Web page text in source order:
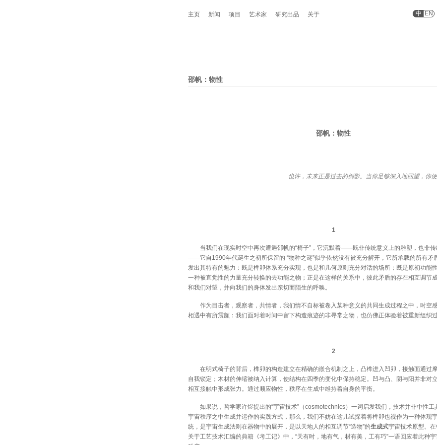
主页 新闻 项目 艺术家 研究出品 关于 中 EN
邵帆：物性
邵帆：物性
也许，未来正是过去的倒影。当你足够深入地回望，你便
1
当我们在现实时空中再次遭遇邵帆的“椅子”，它沉默着——既非传统意义上的雕塑，也非传
——它自1990年代诞生之初所保留的 “物种之谜”似乎依然没有被充分解开，它所承载的所有矛
发出其特有的魅力：既是榫卯体系充分实现，也是和几何原则充分对话的场所；既是原初功能
一种被直觉性的力量充分转换的去功能之物；正是在这样的关系中，彼此矛盾的存在相互调节
和我们对望，并向我们的身体发出亲切而陌生的呼唤。
作为目击者，观察者，共情者，我们情不自标被卷入某种意义的共同生成过程之中，时空
相遇中有所震颤：我们面对着时间中留下构造痕迹的非寻常之物，也仿佛正体验着被重新组织过
2
在明式椅子的背后，榫卯的构造建立在精确的嵌合机制之上，凸榫进入凹卯，接触面通过
自我锁定；木材的伸缩被纳入计算，使结构在四季的变化中保持稳定。凹与凸、阴与阳并非对
相互接触中形成张力。通过顺应物性，秩序在生成中维持着自身的平衡。
如果说，哲学家许煜提出的“宇宙技术”（cosmotechnics）一词启发我们，技术并非中性工
宇宙秩序之中生成并运作的实践方式，那么，我们不妨在这儿试探着将榫卯也视作为一种体现
统，是宇宙生成法则在器物中的展开，是以天地人的相互调节“造物”的生成式宇宙技术原型。
关于工艺技术汇编的典籍《考工记》中，“天有时，地有气，材有美，工有巧”一语回应着此种